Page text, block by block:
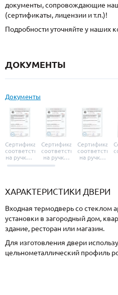
документы, сопровождающие
(сертификаты, лицензии и т.п.)!
Подробности уточняйте у наших
ДОКУМЕНТЫ
Документы
Сертификат
соответствия
на ручки и
броненакладки
Сертификат
соответствия
на ручки-
защелки
Сертификат
соответствия
на ручки-
ХАРАКТЕРИСТИКИ ДВЕРИ
Входная термодверь со стеклом
установки в загородный дом,
здание, ресторан или магазин.
Для изготовления двери
цельнометаллический профиль
сечением 2 мм. Готовая